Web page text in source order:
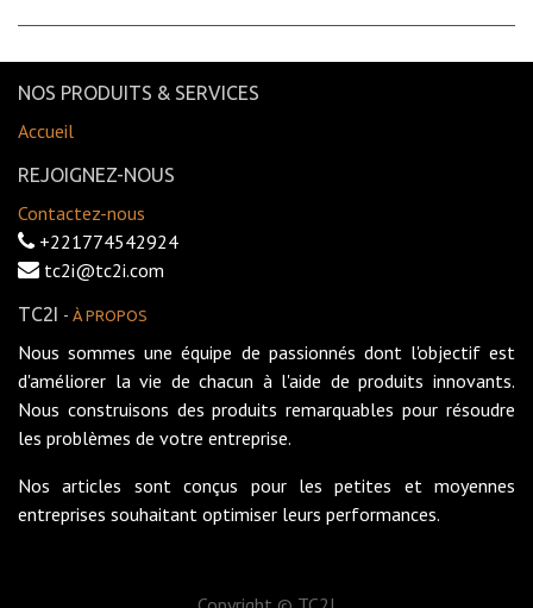
NOS PRODUITS & SERVICES
Accueil
REJOIGNEZ-NOUS
Contactez-nous
+221774542924
tc2i@tc2i.com
TC2I - À PROPOS
Nous sommes une équipe de passionnés dont l'objectif est
d'améliorer la vie de chacun à l'aide de produits innovants.
Nous construisons des produits remarquables pour résoudre
les problèmes de votre entreprise.
Nos articles sont conçus pour les petites et moyennes
entreprises souhaitant optimiser leurs performances.